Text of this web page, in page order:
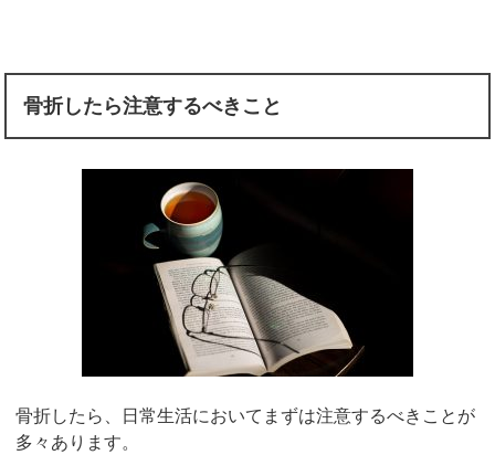
骨折したら注意するべきこと
骨折したら、日常生活においてまずは注意するべきことが
多々あります。